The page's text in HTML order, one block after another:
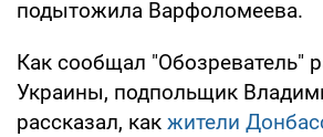
подытожила Варфоломеева.
Как сообщал "Обозреватель"
Украины, подпольщик
рассказал, как жители